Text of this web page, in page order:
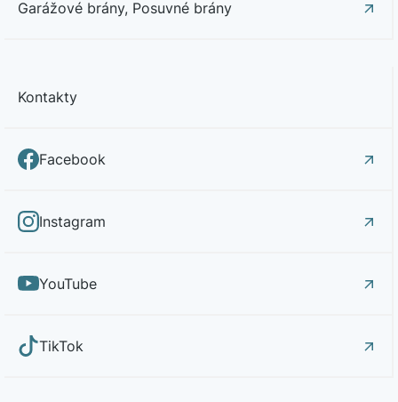
Garážové brány, Posuvné brány
Kontakty
Facebook
Instagram
YouTube
TikTok